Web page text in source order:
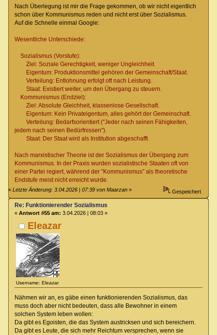
Nach Überlegung ist mir die Frage gekommen, ob wir nicht eigentlich
schon über Kommunismus reden und nicht erst über Sozialismus.
Auf die Schnelle einmal Google:
Wesentliche Unterschiede:
Sozialismus (Vorstufe):
Ziel: Soziale Gerechtigkeit, weniger Ungleichheit.
Eigentum: Produktionsmittel gehören der Gemeinschaft/Staat.
Verteilung: Entlohnung erfolgt oft nach Leistung.
Staat: Existiert weiter, um den Übergang zu steuern.
Kommunismus (Endziel):
Ziel: Absolute Gleichheit, klassenlose Gesellschaft.
Eigentum: Kein Privateigentum, alles gehört der Gemeinschaft.
Verteilung: Bedarfsorientiert ("Jeder nach seinen Fähigkeiten,
jedem nach seinen Bedürfnissen").
Staat: Der Staat wird als Institution abgeschafft.
Nach marxistischer Theorie ist der Sozialismus der Übergang zum
Kommunismus. In der Praxis wurden sozialistische Staaten oft von
einer Partei regiert, während der "Kommunismus" als theoretische
Endstufe meist nicht erreicht wurde.
«Letzte Änderung: 3.04.2026 | 07:39 von Maarzan » Gespeichert
Eleazar
Username: Eleazar
Re: Funktionierender Sozialismus
« Antwort #55 am: 3.04.2026 | 08:03 »
Nähmen wir an, es gäbe einen funktionierenden Sozialismus, das
muss doch aber nicht bedeuten, dass alle Bewohner in einem
solchen System leben wollen:
Da gibt es Egoisten, die das System austricksen und sich bereichern.
Da gibt es Leute, die sich mehr Reichtum versprechen, wenn sie